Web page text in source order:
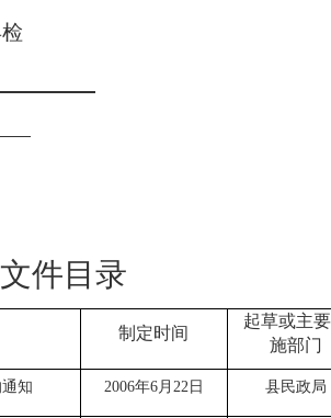
件目录
制定时间
起草或主
施部门
知 2006年6月 22日 县民政局